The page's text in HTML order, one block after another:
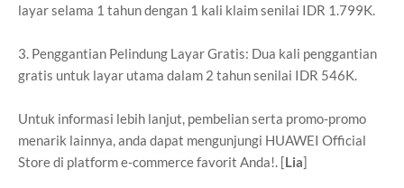
layar selama 1 tahun dengan 1 kali klaim senilai IDR 1.799K.
3. Penggantian Pelindung Layar Gratis: Dua kali penggantian
gratis untuk layar utama dalam 2 tahun senilai IDR 546K.
Untuk informasi lebih lanjut, pembelian serta promo-promo
menarik lainnya, anda dapat mengunjungi HUAWEI Official
Storedi platform e-commerce favorit Anda!. [Lia]